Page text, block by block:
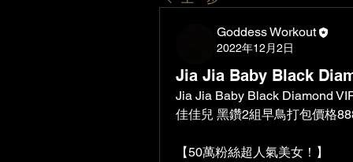
Goddess Workout
2022年12月2日
Jia Jia Baby Black
Jia Jia Baby Black Diamond
佳佳兒 黑鑽2組早鳥打包價格
【50萬粉絲超人氣美女！】